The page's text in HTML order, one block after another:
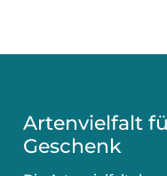
Artenvielfalt
Geschenk